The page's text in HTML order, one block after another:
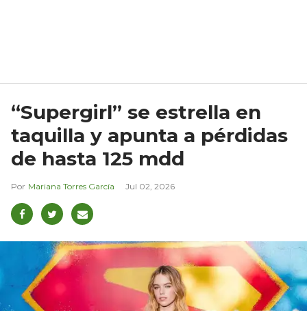
“Supergirl” se estrella en
taquilla y apunta a pérdidas
de hasta 125 mdd
Mariana Torres García Jul 02, 2026